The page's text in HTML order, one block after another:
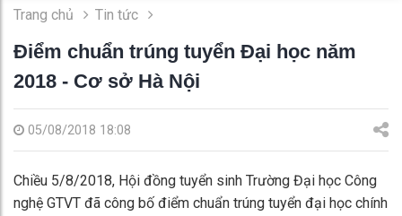
Trang chủ Tin tức
Điểm chuẩn trúng tuyển Đại học năm
2018 - Cơ sở Hà Nội
05/08/2018 18:08
Chiều 5/8/2018, Hội đồng tuyển sinh Trường Đại học Công
nghệ GTVT đã công bố điểm chuẩn trúng tuyển đại học chính